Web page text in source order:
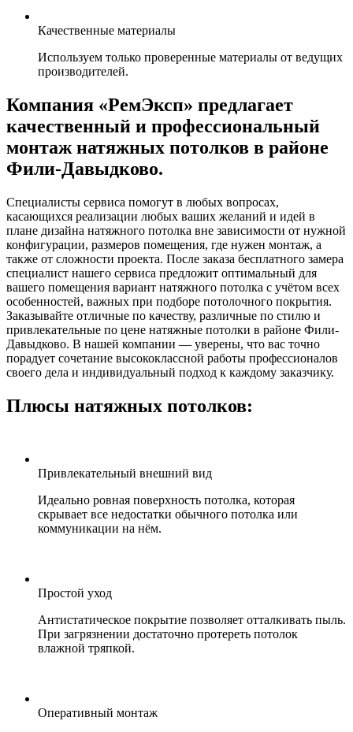
Качественные материалы
Используем только проверенные материалы от ведущих
производителей.
Компания «РемЭксп» предлагает
качественный и профессиональный
монтаж натяжных потолков в районе
Фили-Давыдково.
Специалисты сервиса помогут в любых вопросах,
касающихся реализации любых ваших желаний и идей в
плане дизайна натяжного потолка вне зависимости от нужной
конфигурации, размеров помещения, где нужен монтаж, а
также от сложности проекта. После заказа бесплатного замера
специалист нашего сервиса предложит оптимальный для
вашего помещения вариант натяжного потолка с учётом всех
особенностей, важных при подборе потолочного покрытия.
Заказывайте отличные по качеству, различные по стилю и
привлекательные по цене натяжные потолки в районе Фили-
Давыдково. В нашей компании — уверены, что вас точно
порадует сочетание высококлассной работы профессионалов
своего дела и индивидуальный подход к каждому заказчику.
Плюсы натяжных потолков:
Привлекательный внешний вид
Идеально ровная поверхность потолка, которая
скрывает все недостатки обычного потолка или
коммуникации на нём.
Простой уход
Антистатическое покрытие позволяет отталкивать пыль.
При загрязнении достаточно протереть потолок
влажной тряпкой.
Оперативный монтаж